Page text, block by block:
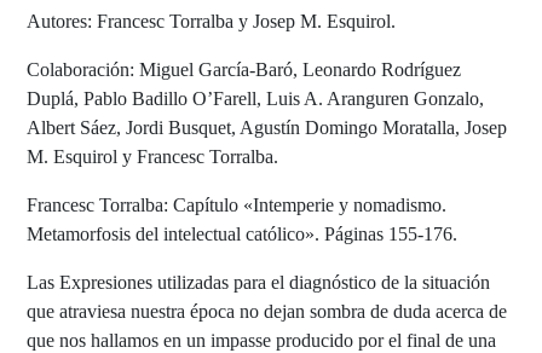
Autores: Francesc Torralba y Josep M. Esquirol.
Colaboración: Miguel García-Baró, Leonardo Rodríguez
Duplá, Pablo Badillo O’Farell, Luis A. Aranguren Gonzalo,
Albert Sáez, Jordi Busquet, Agustín Domingo Moratalla, Josep
M. Esquirol y Francesc Torralba.
Francesc Torralba: Capítulo «Intemperie y nomadismo.
Metamorfosis del intelectual católico». Páginas 155-176.
Las Expresiones utilizadas para el diagnóstico de la situación
que atraviesa nuestra época no dejan sombra de duda acerca de
que nos hallamos en un impasse producido por el final de una